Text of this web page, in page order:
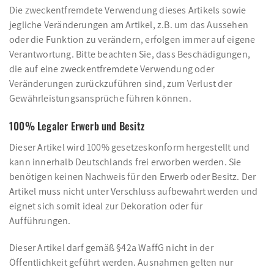
Die zweckentfremdete Verwendung dieses Artikels sowie
jegliche Veränderungen am Artikel, z.B. um das Aussehen
oder die Funktion zu verändern, erfolgen immer auf eigene
Verantwortung. Bitte beachten Sie, dass Beschädigungen,
die auf eine zweckentfremdete Verwendung oder
Veränderungen zurückzuführen sind, zum Verlust der
Gewährleistungsansprüche führen können.
100% Legaler Erwerb und Besitz
Dieser Artikel wird 100% gesetzeskonform hergestellt und
kann innerhalb Deutschlands frei erworben werden. Sie
benötigen keinen Nachweis für den Erwerb oder Besitz. Der
Artikel muss nicht unter Verschluss aufbewahrt werden und
eignet sich somit ideal zur Dekoration oder für
Aufführungen.
Dieser Artikel darf gemäß §42a WaffG nicht in der
Öffentlichkeit geführt werden. Ausnahmen gelten nur